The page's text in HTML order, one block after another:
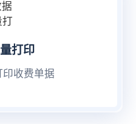
打印
印收费单据